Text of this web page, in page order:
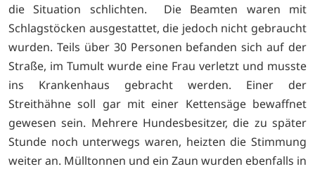
die Situation schlichten. Die Beamten waren mit
Schlagstöcken ausgestattet, die jedoch nicht gebraucht
wurden. Teils über 30 Personen befanden sich auf der
Straße, im Tumult wurde eine Frau verletzt und musste
ins Krankenhaus gebracht werden. Einer der
Streithähne soll gar mit einer Kettensäge bewaffnet
gewesen sein. Mehrere Hundesbesitzer, die zu später
Stunde noch unterwegs waren, heizten die Stimmung
weiter an. Mülltonnen und ein Zaun wurden ebenfalls in